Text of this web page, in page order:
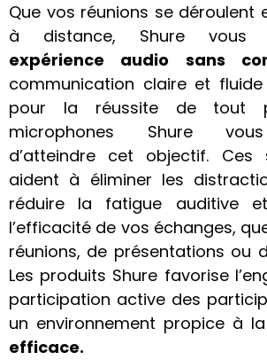
Que vos réunions se déroulent
à distance, Shure vous
expérience audio sans
communication claire et
pour la réussite de tout
microphones Shure
d’atteindre cet objectif. Ces
aident à éliminer les
réduire la fatigue auditive
l’efficacité de vos échanges,
réunions, de présentations ou
Les produits Shure favorise
participation active des
un environnement propice à la
efficace.